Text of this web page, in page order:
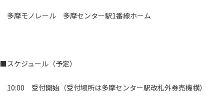
多摩モノレール 多摩センター駅1番線ホーム
■スケジュール（予定）
10:00 受付開始（受付場所は多摩センター駅改札外券売機横）